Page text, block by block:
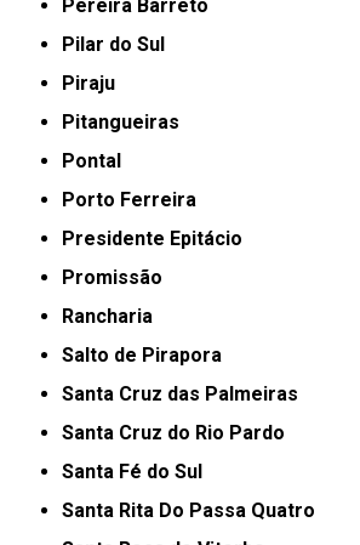
Pereira Barreto
Pilar do Sul
Piraju
Pitangueiras
Pontal
Porto Ferreira
Presidente Epitácio
Promissão
Rancharia
Salto de Pirapora
Santa Cruz das Palmeiras
Santa Cruz do Rio Pardo
Santa Fé do Sul
Santa Rita Do Passa Quatro